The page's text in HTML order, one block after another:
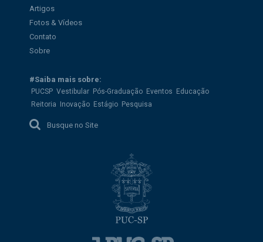
Artigos
Fotos & Vídeos
Contato
Sobre
#Saiba mais sobre:
PUCSP Vestibular Pós-Graduação Eventos
Educação
Reitoria
Inovação Estágio Pesquisa
Busque no Site